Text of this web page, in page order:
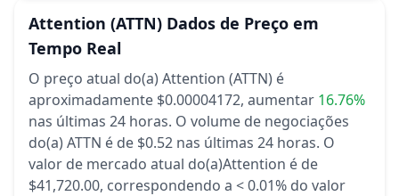
Attention (ATTN) Dados de Preço em
Tempo Real
O preço atual do(a) Attention (ATTN) é
aproximadamente $0.00004172, aumentar 16.76%
nas últimas 24 horas. O volume de negociações
do(a) ATTN é de $0.52 nas últimas 24 horas. O
valor de mercado atual do(a)Attention é de
$41,720.00, correspondendo a < 0.01% do valor